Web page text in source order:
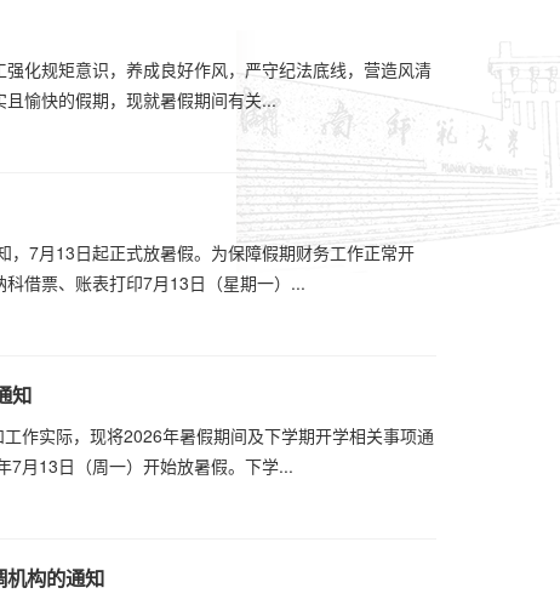
化规矩意识，养成良好作风，严守纪法底线，营造风清
愉快的假期，现就暑假期间有关...
7月13日起正式放暑假。为保障假期财务工作正常开
借票、账表打印7月13日（星期一）...
知
作实际，现将2026年暑假期间及下学期开学相关事项通
7月13日（周一）开始放暑假。下学...
机构的通知